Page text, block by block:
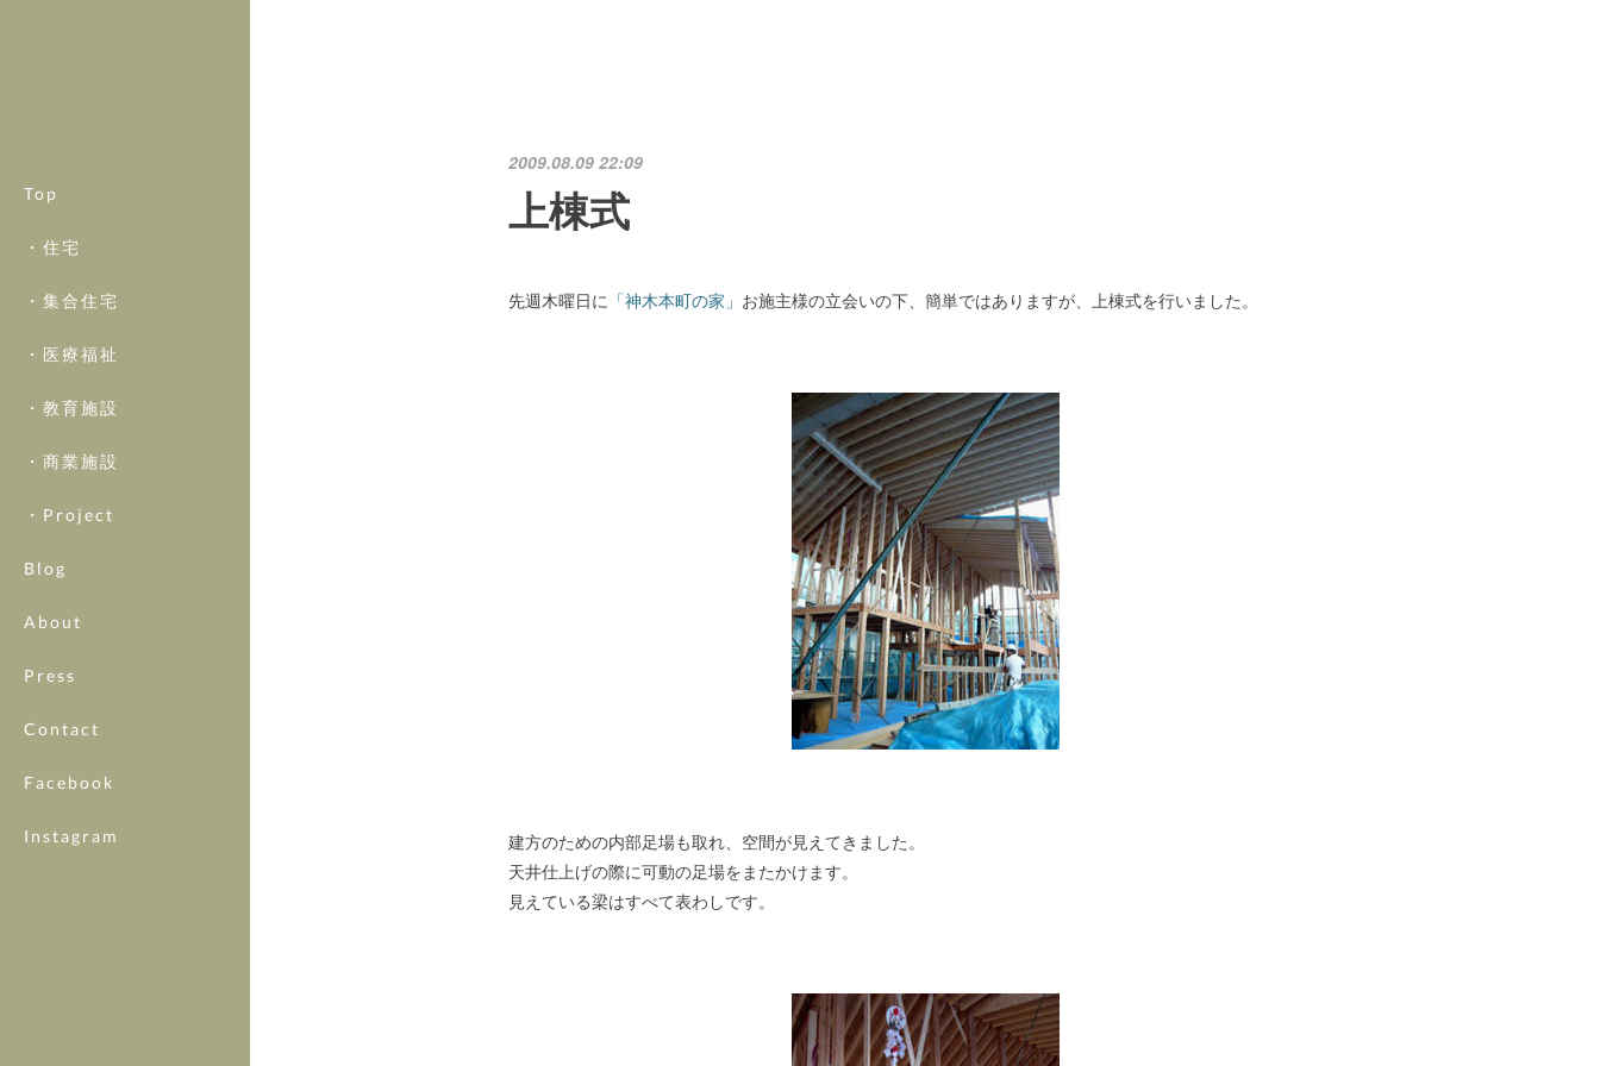
Top
・住宅
・集合住宅
・医療福祉
・教育施設
・商業施設
・Project
Blog
About
Press
Contact
Facebook
Instagram
2009.08.09 22:09
上棟式
先週木曜日に 「神木本町の家」 お施主様の立会いの下、簡単ではありますが、上棟式を行いました。
建方のための内部足場も取れ、空間が見えてきました。
天井仕上げの際に可動の足場をまたかけます。
見えている梁はすべて表わしです。